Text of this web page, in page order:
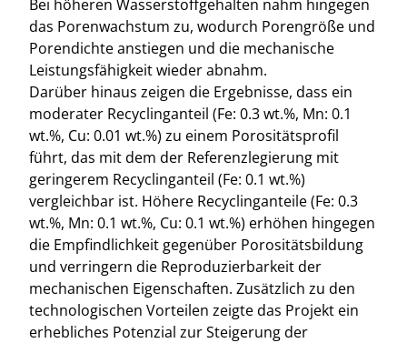
Bei höheren Wasserstoffgehalten nahm hingegen
das Porenwachstum zu, wodurch Porengröße und
Porendichte anstiegen und die mechanische
Leistungsfähigkeit wieder abnahm.
Darüber hinaus zeigen die Ergebnisse, dass ein
moderater Recyclinganteil (Fe: 0.3 wt.%, Mn: 0.1
wt.%, Cu: 0.01 wt.%) zu einem Porositätsprofil
führt, das mit dem der Referenzlegierung mit
geringerem Recyclinganteil (Fe: 0.1 wt.%)
vergleichbar ist. Höhere Recyclinganteile (Fe: 0.3
wt.%, Mn: 0.1 wt.%, Cu: 0.1 wt.%) erhöhen hingegen
die Empfindlichkeit gegenüber Porositätsbildung
und verringern die Reproduzierbarkeit der
mechanischen Eigenschaften. Zusätzlich zu den
technologischen Vorteilen zeigte das Projekt ein
erhebliches Potenzial zur Steigerung der